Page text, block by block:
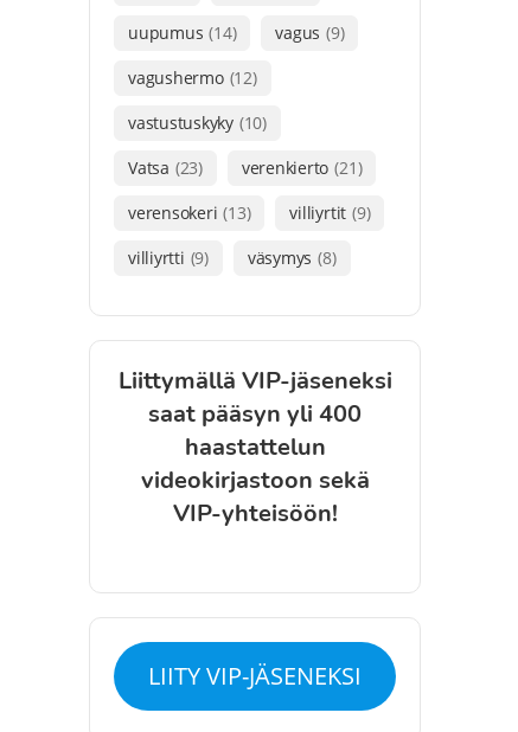
uupumus (14) vagus (9)
vagushermo (12)
vastustuskyky (10)
Vatsa (23) verenkierto (21)
verensokeri (13) villiyrtit (9)
villiyrtti (9) väsymys (8)
Liittymällä VIP-jäseneksi
saat pääsyn yli 400
haastattelun
videokirjastoon sekä
VIP-yhteisöön!
LIITY VIP-JÄSENEKSI